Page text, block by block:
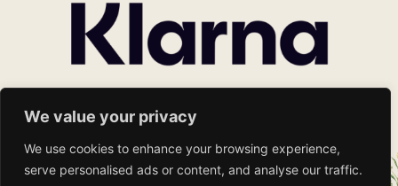
We value your privacy
We use cookies to enhance your browsing experience,
serve personalised ads or content, and analyse our traffic.